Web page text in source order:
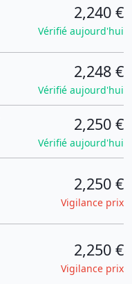
2,240 €
Vérifié aujourd'hui
2,248 €
Vérifié aujourd'hui
2,250 €
Vérifié aujourd'hui
2,250 €
Vigilance prix
2,250 €
Vigilance prix